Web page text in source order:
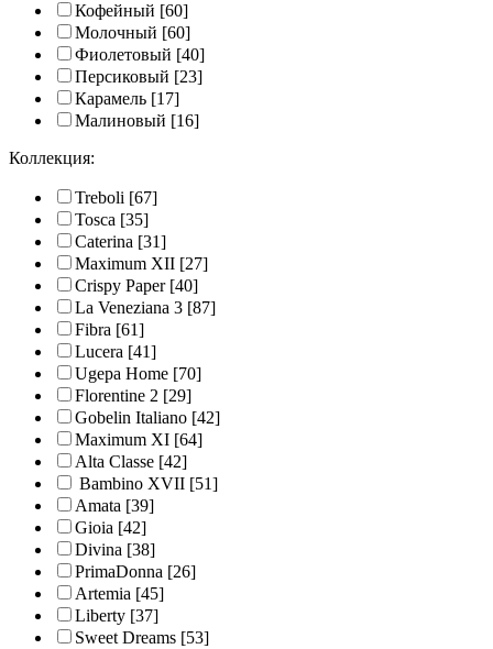
Кофейный [60]
Молочный [60]
Фиолетовый [40]
Персиковый [23]
Карамель [17]
Малиновый [16]
Коллекция:
Treboli [67]
Tosca [35]
Caterina [31]
Maximum XII [27]
Crispy Paper [40]
La Veneziana 3 [87]
Fibra [61]
Lucera [41]
Ugepa Home [70]
Florentine 2 [29]
Gobelin Italiano [42]
Maximum XI [64]
Alta Classe [42]
Bambino XVII [51]
Amata [39]
Gioia [42]
Divina [38]
PrimaDonna [26]
Artemia [45]
Liberty [37]
Sweet Dreams [53]